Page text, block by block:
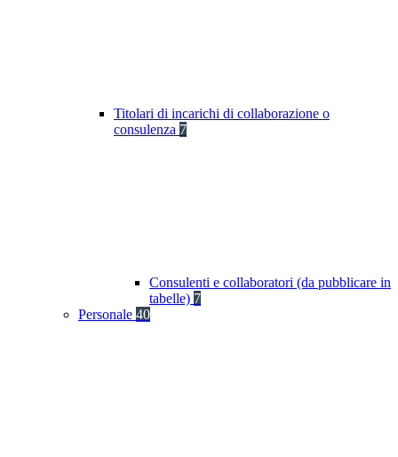
Titolari di incarichi di collaborazione o
consulenza 7
Consulenti e collaboratori (da pubblicare in
tabelle) 7
Personale 40